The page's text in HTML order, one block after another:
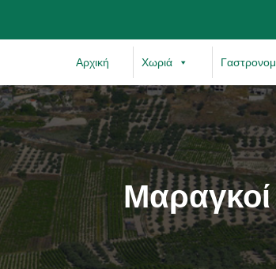
Αρχική Χωριά
Μαραγκοί